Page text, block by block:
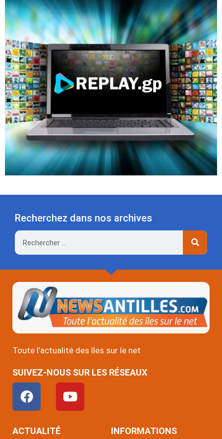
Recherchez dans nos archives
Rechercher
Toute l’actualité des îles sur le net
SUIVEZ-NOUS SUR LES RÉSEAUX
F
a
c
e
Y
o
u
ACTUALITÉ INFORMATIONS